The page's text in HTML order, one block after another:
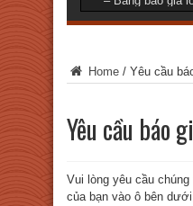
Home / Yêu cầu
Yêu cầu báo
Vui lòng yêu cầu
của bạn vào ô bên